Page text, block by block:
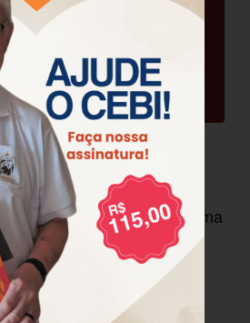
a condenação daquele
a opressão, a
ter ido contra esse sistema
O que levou Jesus a
o Reino de Deus
ardor?